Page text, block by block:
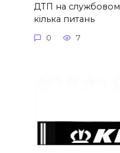
ДТП на
кілька питань
0 7